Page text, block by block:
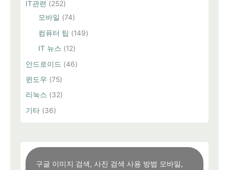
IT관련 (252)
모바일 (74)
컴퓨터 팁 (149)
IT 뉴스 (12)
안드로이드 (46)
윈도우 (75)
리눅스 (32)
기타 (36)
구글 이미지 검색, 사진 검색 사용 방법 모바일,